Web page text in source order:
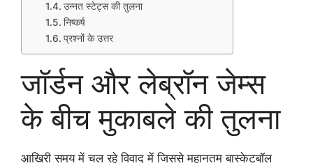
उन्नत स्टेट्स की तुलना
निष्कर्ष
प्रश्नों के उत्तर
जॉर्डन और लेब्रॉन जेम्स
के बीच मुकाबले की तुलना
आखिरी समय में चल रहे विवाद में जिससे महानतम बास्केटबॉल